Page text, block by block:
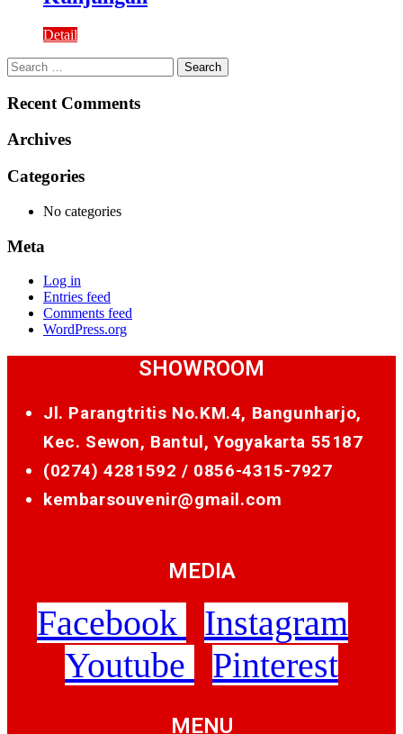
Detail
Search
for:
Recent Comments
Archives
Categories
No categories
Meta
Log in
Entries feed
Comments feed
WordPress.org
SHOWROOM
Jl. Parangtritis No.KM.4, Bangunharjo,
Kec. Sewon, Bantul, Yogyakarta 55187
(0274) 4281592 / 0856-4315-7927
kembarsouvenir@gmail.com
MEDIA
Facebook
Instagram
Youtube
Pinterest
MENU